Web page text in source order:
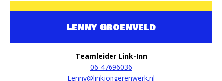
Lenny Groenveld
Teamleider Link-Inn
06-47696036
Lenny@linkjongerenwerk.nl